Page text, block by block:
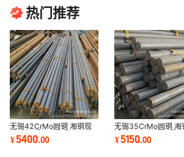
热门推荐
无锡42CrMo圆钢 湘钢现
货销售 规格齐全量大从优
42crmo圆钢42crmo
¥5400.00
无锡35CrMo圆钢 湘
手代理 现货供应 量
¥5150.00